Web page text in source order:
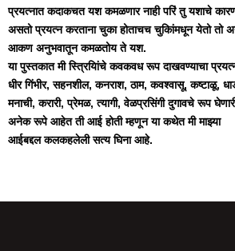
प्रयत्नात कदाकचत यश कमळणार नाही परिं तु यशाचे
असतो प्रयत्न करताना चुका होताचच चुकािंमधून येतो तो
आकण अनुभवातून कमळतोय ते यश.
या पुस्तकात मी स्त्रियािंचे कवकवध रूप दाखवण्याचा
धीर गिंभीर, सहनशील, कनराश, ठाम, कवश्वासू, कष्टाळू,
मनाची, करारी, प्रेमळ, त्यागी, वेळप्रसिंगी दुगावचे रूप
अनेक रूपे आहेत ती आई होती म्हणून या कथेत मी माझ्या
आईबद्दल कलकहलेली सत्य घिना आहे.